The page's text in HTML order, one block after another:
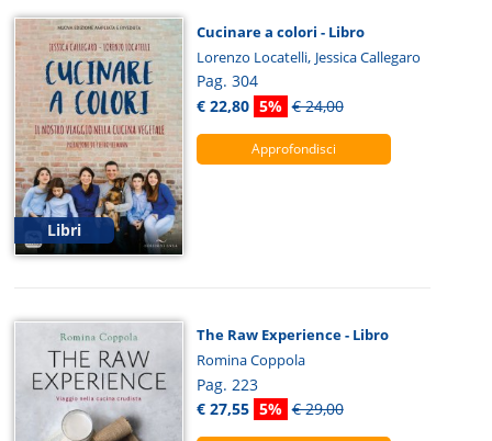
Libri
Cucinare a colori - Libro
Lorenzo Locatelli, Jessica Callegaro
Pag. 304
€ 22,80 5% € 24,00
Approfondisci
The Raw Experience - Libro
Romina Coppola
Pag. 223
€ 27,55 5% € 29,00